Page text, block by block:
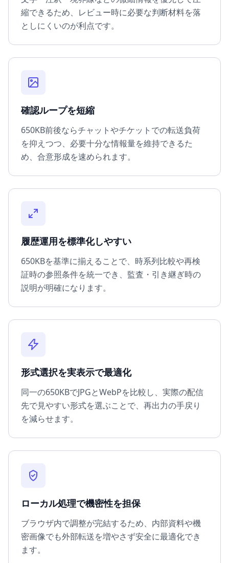
縮できるため、レビュー時に必要な判断材料を落
としにくいのが利点です。
確認ループを短縮
650KB前後ならチャットやチケットでの転送負荷
を抑えつつ、必要十分な情報量を維持できるた
め、合意形成を速められます。
履歴運用を標準化しやすい
650KBを基準に揃えることで、時系列比較や再検
証時の参照条件を統一でき、監査・引き継ぎ時の
説明が明確になります。
形式選択を実表示で最適化
同一の650KBでJPGとWebPを比較し、実際の配信
先で見やすい形式を選ぶことで、再出力の手戻り
を減らせます。
ローカル処理で機密性を担保
ブラウザ内で調整が完結するため、内部資料や機
密画像でも外部転送を増やさず安全に最適化でき
ます。